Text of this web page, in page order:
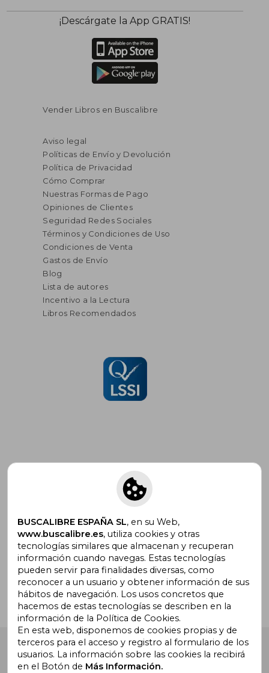
¡Descárgate la App GRATIS!
Vender Libros en Buscalibre
Aviso legal
Políticas de Envío y Devolución
Política de Privacidad
Cómo Comprar
Nuestras Formas de Pago
Opiniones de Clientes
Seguridad Redes Sociales
Términos y Condiciones de Uso
Condiciones de Venta
Gastos de Envío
Blog
Lista de autores
Incentivo a la Lectura
Libros Recomendados
Suscríbete para recibir ofertas y
promociones
¿Necesitas ayuda?
Buscalibre España . Calle Energía, 65, Nave 3 (08940),
Cornellà de Llobregat, Barcelona. Derechos Reservados.
BUSCALIBRE ESPAÑA SL, en su Web,
www.buscalibre.es, utiliza cookies y otras
tecnologías similares que almacenan y recuperan
información cuando navegas. Estas tecnologías
pueden servir para finalidades diversas, como
reconocer a un usuario y obtener información de sus
hábitos de navegación. Los usos concretos que
hacemos de estas tecnologías se describen en la
información de la Política de Cookies.
En esta web, disponemos de cookies propias y de
terceros para el acceso y registro al formulario de los
usuarios. La información sobre las cookies la recibirá
en el Botón de Más Información.